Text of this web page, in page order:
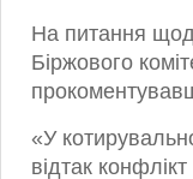
На питання
Біржового
«У
відтак